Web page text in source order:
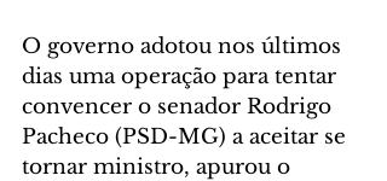
O governo adotou nos últimos
dias uma operação para tentar
convencer o senador Rodrigo
Pacheco (PSD-MG) a aceitar se
tornar ministro, apurou o